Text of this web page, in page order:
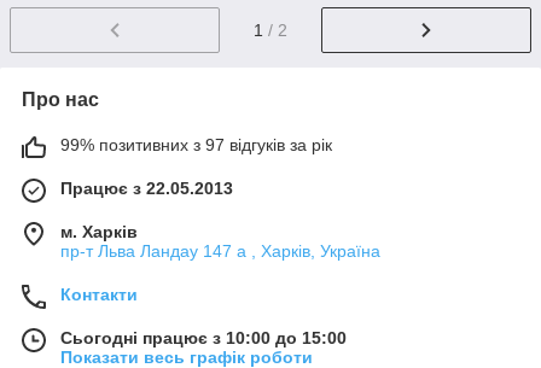
1 / 2
Про нас
99% позитивних з 97 відгуків за рік
Працює з 22.05.2013
м. Харків
пр-т Льва Ландау 147 а , Харків, Україна
Контакти
Сьогодні працює з 10:00 до 15:00
Показати весь графік роботи